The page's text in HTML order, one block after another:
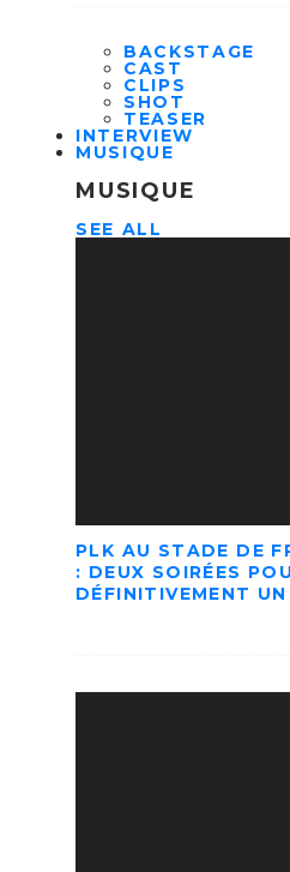
BACKSTAGE
CAST
CLIPS
SHOT
TEASER
INTERVIEW
MUSIQUE
MUSIQUE
SEE ALL
PLK AU STADE DE
: DEUX SOIRÉES
DÉFINITIVEMENT